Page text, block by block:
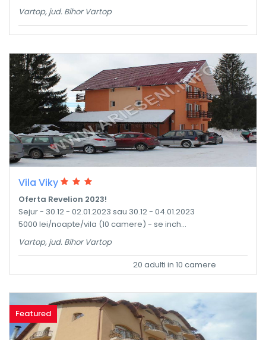
Vartop, jud. Bihor Vartop
Vila Viky
Vartop, jud. Bihor Vartop
Oferta Revelion 2023!
Sejur - 30.12 - 02.01.2023 sau 30.12 - 04.01.2023
5000 lei/noapte/vila (10 camere) - se inch...
20 adulti in 10 camere
Featured